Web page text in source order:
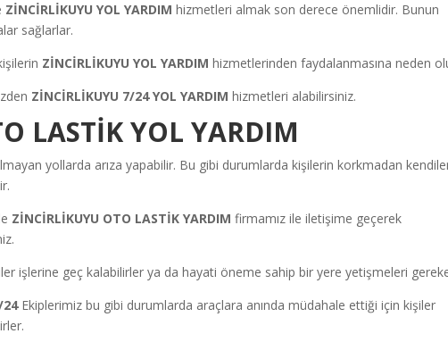
ZİNCİRLİKUYU YOL YARDIM hizmetleri almak son derece önemlidir. Bunun
sağlarlar.
ZİNCİRLİKUYU YOL YARDIM hizmetlerinden faydalanmasına neden
ZİNCİRLİKUYU 7/24 YOL YARDIM hizmetleri alabilirsiniz.
LASTİK YOL YARDIM
yollarda arıza yapabilir. Bu gibi durumlarda kişilerin korkmadan
ZİNCİRLİKUYU OTO LASTİK YARDIM firmamız ile iletişime geçerek
işlerine geç kalabilirler ya da hayati öneme sahip bir yere yetişmeleri
24Ekiplerimiz bu gibi durumlarda araçlara anında müdahale ettiği için kişiler